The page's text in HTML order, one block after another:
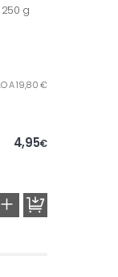
g
A 19,80 €
4,95€
+